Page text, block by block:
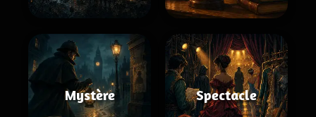
Mystère Spectacle